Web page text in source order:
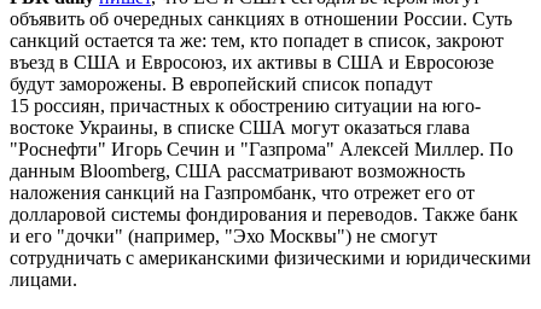
объявить об очередных санкциях в отношении России. Суть
санкций остается та же: тем, кто попадет в список, закроют
въезд в США и Евросоюз, их активы в США и Евросоюзе
будут заморожены. В европейский список попадут
15 россиян, причастных к обострению ситуации на юго-
востоке Украины, в списке США могут оказаться глава
"Роснефти" Игорь Сечин и "Газпрома" Алексей Миллер. По
данным Bloomberg, США рассматривают возможность
наложения санкций на Газпромбанк, что отрежет его от
долларовой системы фондирования и переводов. Также банк
и его "дочки" (например, "Эхо Москвы") не смогут
сотрудничать с американскими физическими и юридическими
лицами.